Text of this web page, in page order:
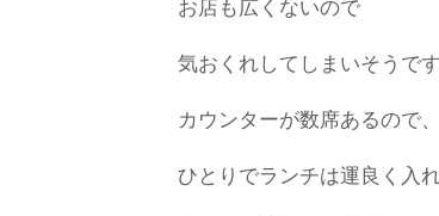
お店も広くないので
気おくれしてしまいそうです
カウンターが数席あるので、
ひとりでランチは運良く入